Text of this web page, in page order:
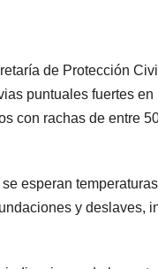
de Protección
puntuales fuertes
con rachas de entre
esperan
y deslaves,